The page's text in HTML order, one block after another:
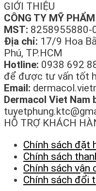
GIỚI THIỆU
CÔNG TY MỸ
MST: 8258955880-
Địa chỉ: 17/9 Hoa
Phú, TP.HCM
Hotline: 0938 692
để được tư vấn tốt
Email:
Dermacol Viet Nam
HỖ TRỢ KHÁCH
Chính sách đặt
Chính sách
Chính sách vận
Chính sách đổi